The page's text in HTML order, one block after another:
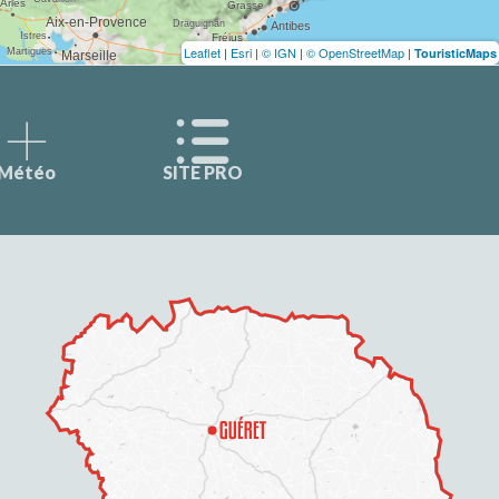
Leaflet | Esri | © IGN | © OpenStreetMap | TouristicMaps
SITE PRO